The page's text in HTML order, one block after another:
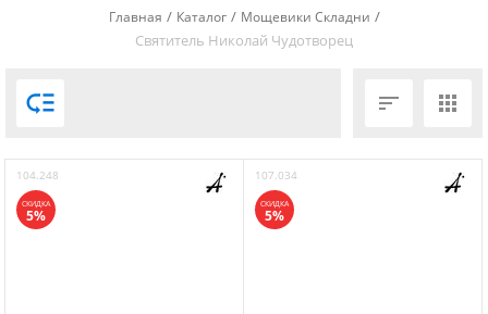
Главная / Каталог / Мощевики Складни /
Святитель Николай Чудотворец
  
104.248
СКИДКА
5%
107.034
СКИДКА
5%